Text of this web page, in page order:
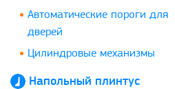
Автоматические пороги для
дверей
Цилиндровые механизмы
Напольный плинтус